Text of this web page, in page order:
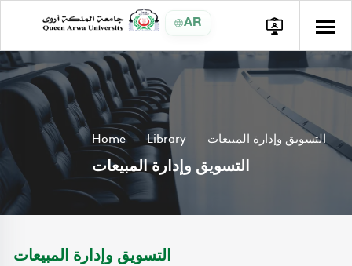
AR
Home Library التسويق وإدارة المبيعات
التسويق وإدارة المبيعات
التسويق وإدارة المبيعات